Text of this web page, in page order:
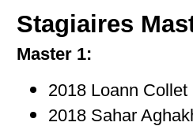
Stagiaires
Master 1:
2018 Loann Collet
2018 Sahar